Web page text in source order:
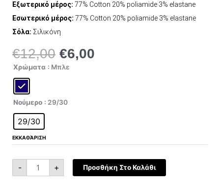
Εξωτερικό μέρος: 77% Cotton 20% poliamide 3% elastane
Εσωτερικό μέρος: 77% Cotton 20% poliamide 3% elastane
Σόλα: Σιλικόνη
€12,00 Original
price
€6,00
Χρώματα : Μπλε
Νούμερο : 29/30
29/30
ΕΚΚΑΘΆΡΙΣΗ
-
221239-
ποσότητα
+ Προσθήκη Στο Καλάθι